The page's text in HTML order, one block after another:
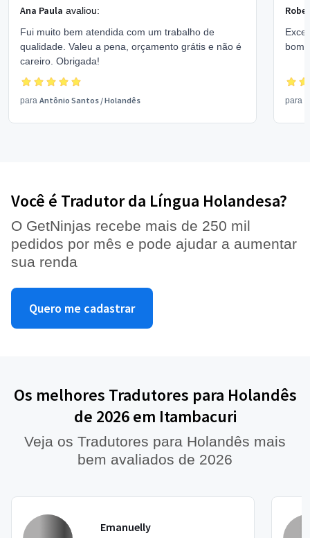
Ana Paula avaliou:
Fui muito bem atendida com um trabalho de
qualidade. Valeu a pena, orçamento grátis e não é
careiro. Obrigada!
para Antônio Santos /Holandês
bom
para
Você é Tradutor da Língua Holandesa?
O GetNinjas recebe mais de 250 mil
pedidos por mês e pode ajudar a aumentar
sua renda
Quero me cadastrar
Os melhores Tradutores para Holandês
de 2026 em Itambacuri
Veja os Tradutores para Holandês mais
bem avaliados de 2026
Emanuelly